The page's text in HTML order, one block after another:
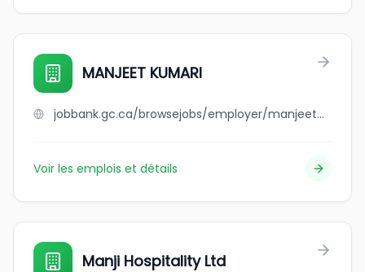
MANJEET KUMARI
jobbank.gc.ca/browsejobs/employer/manjeet+kumari/ca
Voir les emplois et détails
Manji Hospitality Ltd